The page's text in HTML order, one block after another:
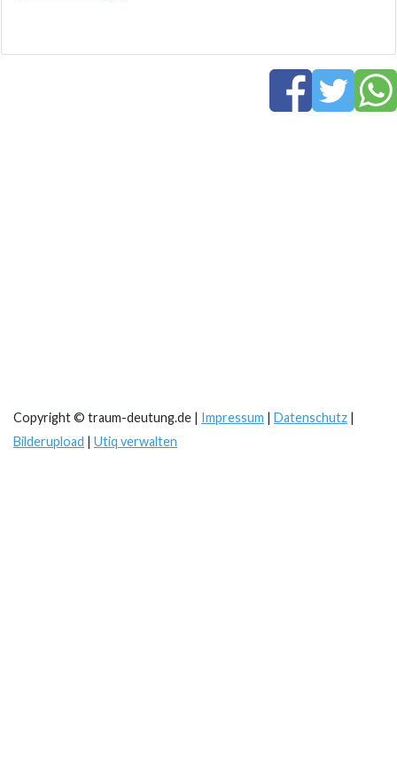
Copyright © traum-deutung.de | Impressum | Datenschutz |
Bilderupload | Utiq verwalten